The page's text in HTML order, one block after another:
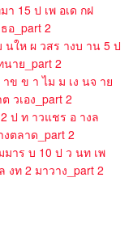
า 15 ป เพ อเด กฝ
อ_part 2
นให ผ วสร างบ าน 5 ป
นาย_part 2
ข ข า ไม ม เง นจ าย
วเอง_part 2
ป ท าวแชร อ างล
ตลาด_part 2
มาร บ 10 ป ว นท เพ
ท 2 มาวาง_part 2